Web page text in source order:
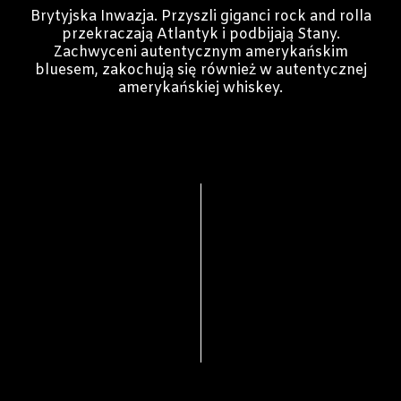
Brytyjska Inwazja. Przyszli giganci rock and rolla
przekraczają Atlantyk i podbijają Stany.
Zachwyceni autentycznym amerykańskim
bluesem, zakochują się również w autentycznej
amerykańskiej whiskey.